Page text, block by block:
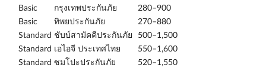
Basic
กรุงเทพประกันภัย
280–900
Basic
ทิพยประกันภัย
270–880
Standard ชับบ์สามัคคีประกันภัย
500–1,500
Standard เอไอจี ประเทศไทย
550–1,600
Standard ซมโปะประกันภัย
520–1,550